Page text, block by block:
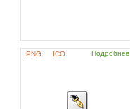
PNG ICO Подробнее